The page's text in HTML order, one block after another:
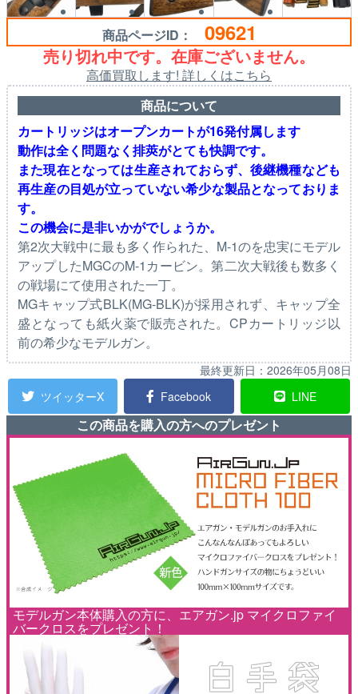
商品ページID： 09621
売り切れ中です。在庫ございません。
高価買取します! 詳しくはこちら
商品について
カートリッジはオープンカートが16発付属します
動作は全く問題なく排莢がとても快調です。
また現在となっては生産されておらず、後継機種なども
再生産の目処が立っていない希少な製品となっておりま
す。
この機会に是非いかがでしょうか。
第2次大戦中に最も多く作られた、M-1のを忠実にモデル
アップしたMGCのM-1カービン。第二次大戦後も数多く
の戦場にて使用された一丁。
MGキャップ式BLK(MG-BLK)が採用されず、キャップ全
盛となっても紙火薬で販売された。CPカートリッジ以
前の希少なモデルガン。
最終更新日： 2026年05月08日
ツイッターX
Facebook LINE
この商品を購入の方へのプレゼント
モデルガン本体購入の方に、エアガン.jp マイクロファイ
バークロスをプレゼント！